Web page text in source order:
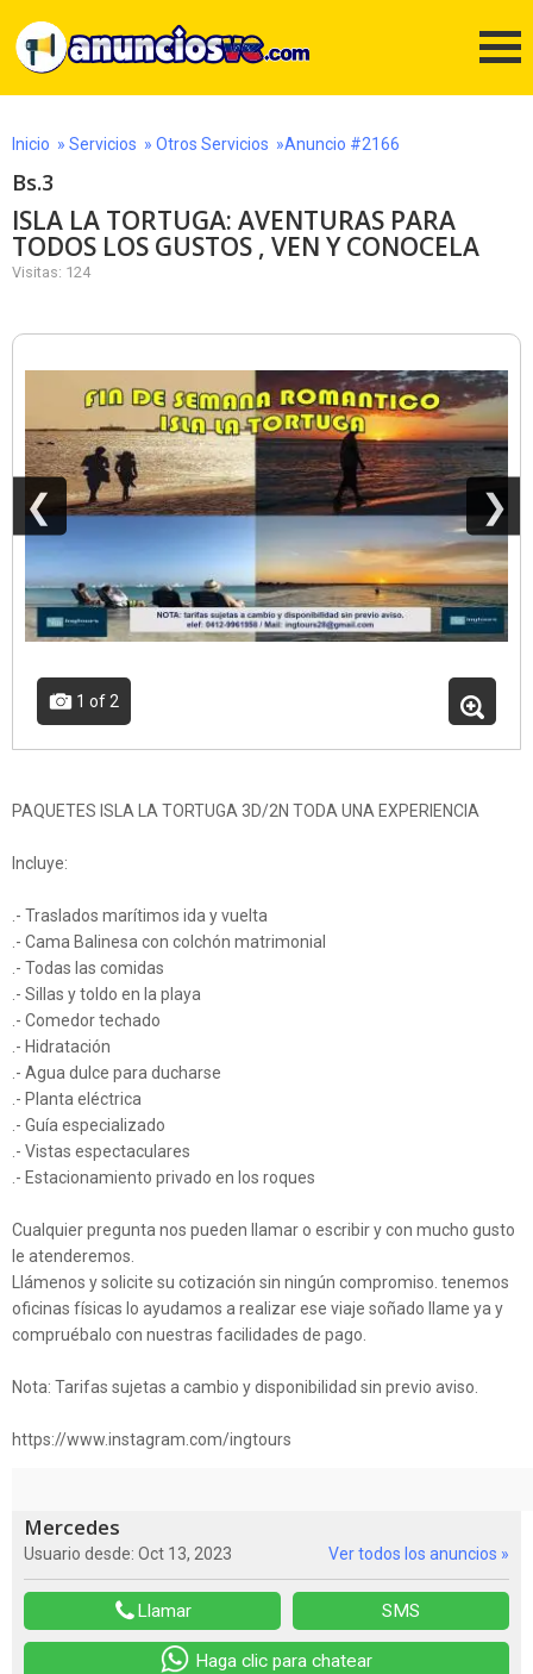
Inicio » Servicios » Otros Servicios »Anuncio #2166
Bs.3
ISLA LA TORTUGA: AVENTURAS PARA
TODOS LOS GUSTOS , VEN Y CONOCELA
Visitas: 124
❮ ❯
1 of 2
PAQUETES ISLA LA TORTUGA 3D/2N TODA UNA EXPERIENCIA
Incluye:
.- Traslados marítimos ida y vuelta
.- Cama Balinesa con colchón matrimonial
.- Todas las comidas
.- Sillas y toldo en la playa
.- Comedor techado
.- Hidratación
.- Agua dulce para ducharse
.- Planta eléctrica
.- Guía especializado
.- Vistas espectaculares
.- Estacionamiento privado en los roques
Cualquier pregunta nos pueden llamar o escribir y con mucho gusto
le atenderemos.
Llámenos y solicite su cotización sin ningún compromiso. tenemos
oficinas físicas lo ayudamos a realizar ese viaje soñado llame ya y
compruébalo con nuestras facilidades de pago.
Nota: Tarifas sujetas a cambio y disponibilidad sin previo aviso.
https://www.instagram.com/ingtours
Mercedes
Usuario desde: Oct 13, 2023 Ver todos los anuncios »
Llamar SMS
Haga clic para chatear